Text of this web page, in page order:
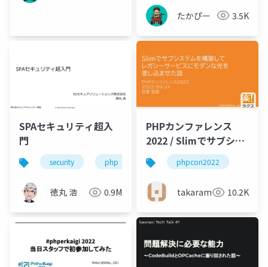
たかぴー 3.5K
SPAセキュリティ超入
門
security php javascript
徳丸 浩 0.9M
PHPカンファレンス
2022 / Slimでサブシス
テムを構築してレガシ
ーサービスにモダンな
光を差し込ませた話
phpcon2022
takaram 10.2K